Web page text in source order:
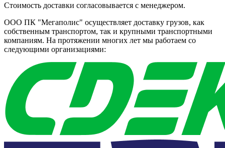
Стоимость доставки согласовывается с менеджером.
ООО ПК "Мегаполис" осуществляет доставку грузов, как
собственным транспортом, так и крупными транспортными
компаниям. На протяжении многих лет мы работаем со
следующими организациями: